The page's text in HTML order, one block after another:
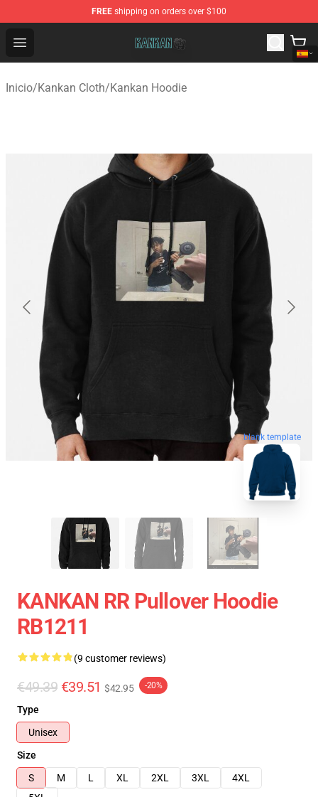
FREE shipping on orders over $100
Open menu
Kankan Store - Official Kankan Merchandise Shop
Inicio/Kankan Cloth/Kankan Hoodie
blank template
KANKAN RR Pullover Hoodie
RB1211
(9 customer reviews)
€49.39 €39.51 $42.95 -20%
Type
Unisex
Size
S
M L XL 2XL 3XL
4XL